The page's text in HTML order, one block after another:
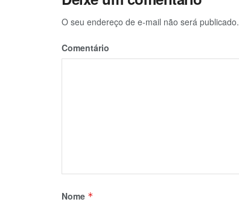
O seu endereço de e-mail não será publicado.
Comentário
Nome *